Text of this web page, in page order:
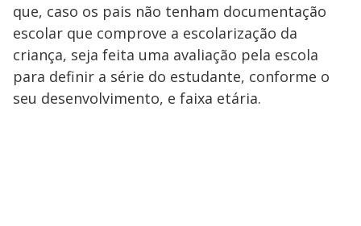
que, caso os pais não tenham documentação
escolar que comprove a escolarização da
criança, seja feita uma avaliação pela escola
para definir a série do estudante, conforme o
seu desenvolvimento, e faixa etária.